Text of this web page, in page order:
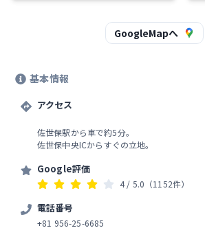
GoogleMapへ
基本情報
アクセス
佐世保駅から車で約5分。
佐世保中央ICからすぐの立地。
Google評価
4 / 5.0 （1152件）
電話番号
+81 956-25-6685